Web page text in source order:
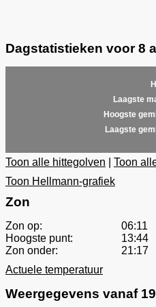
Dagstatistieken voor 8
Laagste
Hoogste
Laagste
Toon alle hittegolven
Toon
Toon Hellmann-grafiek
Zon
Zon op:
06:11
Hoogste punt:
13:44
Zon onder:
21:17
Actuele temperatuur
Weergegevens vanaf